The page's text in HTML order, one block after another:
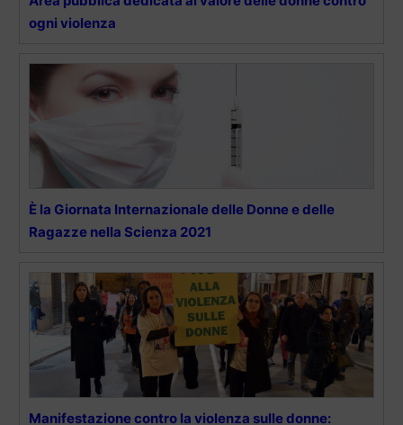
ogni violenza
È la Giornata Internazionale delle Donne e delle
Ragazze nella Scienza 2021
Manifestazione contro la violenza sulle donne: